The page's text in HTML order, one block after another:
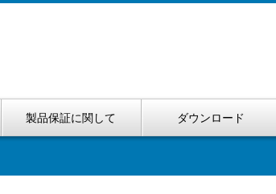
製品保証に関して ダウンロード